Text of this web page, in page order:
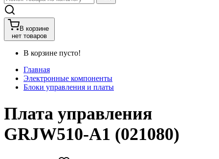
В корзине
нет товаров
В корзине пусто!
Главная
Электронные компоненты
Блоки управления и платы
Плата управления
GRJW510-A1 (021080)